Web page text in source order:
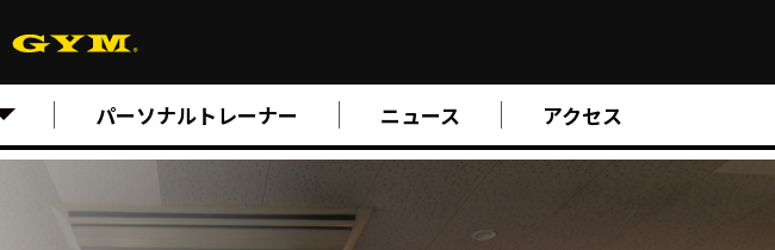
パーソナルトレーナー ニュース アクセス